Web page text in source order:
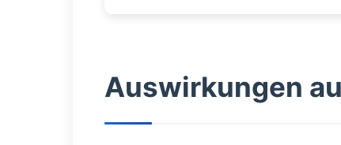
Auswirkungen